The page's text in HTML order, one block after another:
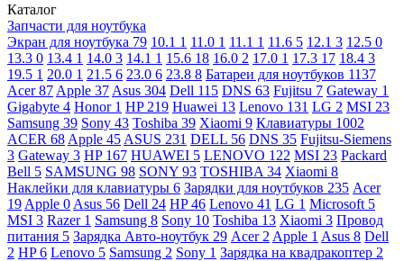
Каталог
Запчасти для ноутбука
Экран для ноутбука 79 10.1 1 11.0 1 11.1 1 11.6 5 12.1 3 12.5 0
13.3 0 13.4 1 14.0 3 14.1 1 15.6 18 16.0 2 17.0 1 17.3 17 18.4 3
19.5 1 20.0 1 21.5 6 23.0 6 23.8 8 Батареи для ноутбуков 1137
Acer87 Apple 37 Asus 304 Dell 115 DNS 63 Fujitsu 7 Gateway 1
Gigabyte 4 Honor 1 HP 219 Huawei 13 Lenovo 131 LG 2 MSI 23
Samsung 39 Sony 43 Toshiba 39 Xiaomi 9 Клавиатуры 1002
ACER 68 Apple 45 ASUS 231 DELL 56 DNS 35 Fujitsu-Siemens
3 Gateway 3 HP 167 HUAWEI 5 LENOVO 122 MSI 23 Packard
Bell 5 SAMSUNG 98 SONY 93 TOSHIBA 34 Xiaomi 8
Наклейки для клавиатуры 6 Зарядки для ноутбуков 235 Acer
19 Apple 0 Asus 56 Dell 24 HP46 Lenovo 41 LG 1 Microsoft 5
MSI 3 Razer 1 Samsung 8 Sony 10 Toshiba 13 Xiaomi 3 Провод
питания 5 Зарядка Авто-ноутбук 29 Acer 2 Apple 1 Asus 8 Dell
2 HP6 Lenovo 5 Samsung 2 Sony 1 Зарядка на квадракоптер 2